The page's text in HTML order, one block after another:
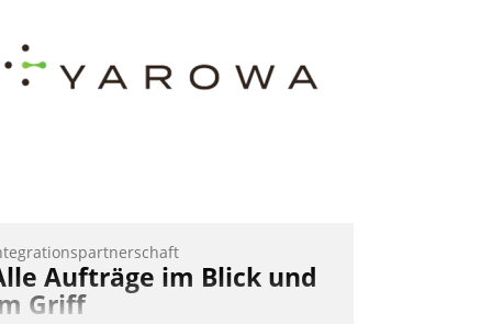
Aufträge im Blick und
Griff